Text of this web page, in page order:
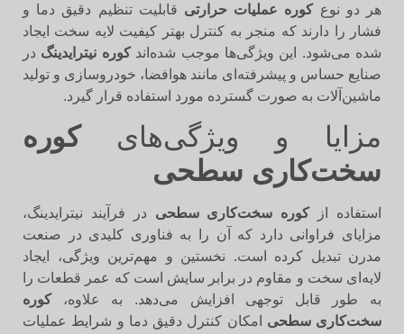
هر دو نوعکوره عملیات حرارتیقابلیت تنظیم دقیق دما و
فشار را دارند که منجر به کنترل بهتر کیفیت لایه سخت ایجاد
شده می‌شود. این ویژگی‌ها موجب شده‌اندکوره نیترایدینگدر
صنایع حساس و پیشرفته‌ای مانند هوافضا، خودروسازی و تولید
ماشین‌آلات به صورت گسترده مورد استفاده قرار گیرد.
مزایا و ویژگی‌های
کوره
سخت‌کاری سطحی
استفاده ازکوره سخت‌کاری سطحیدر فرآیند نیترایدینگ،
مزایای فراوانی دارد که آن را به فناوری کلیدی در صنعت
مدرن تبدیل کرده است. نخستین و مهم‌ترین ویژگی، ایجاد
لایه‌ای سخت و مقاوم در برابر سایش است که عمر قطعات را
به طور قابل توجهی افزایش می‌دهد. به علاوه، کوره
سخت‌کاری سطحیامکان کنترل دقیق دما و شرایط عملیات